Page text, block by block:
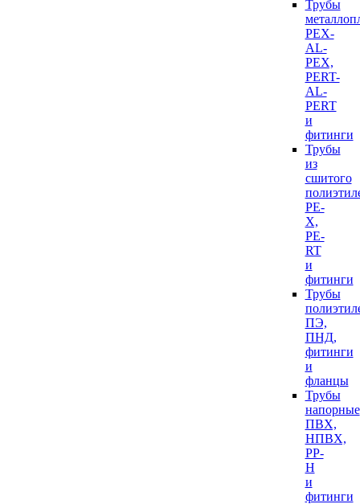
Трубы
PEX-
AL-
PEX,
PERT-
AL-
PERT
и
фитинги
Трубы
из
сшитого
PE-
X,
PE-
RT
и
фитинги
Трубы
ПЭ,
ПНД,
фитинги
и
фланцы
Трубы
напорные
ПВХ,
НПВХ,
PP-
H
и
фитинги